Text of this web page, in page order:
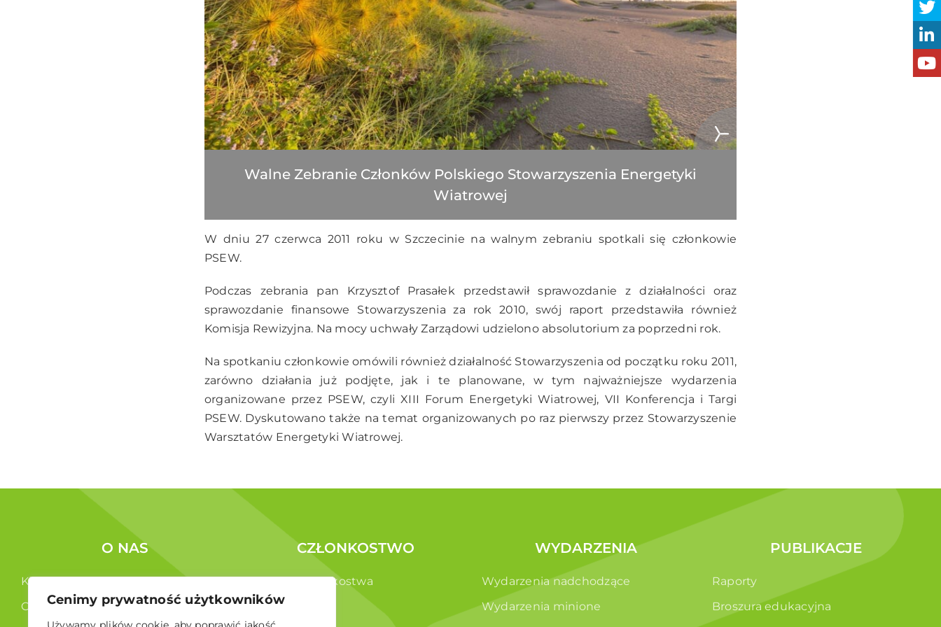
Cenimy prywatność użytkowników
Walne Zebranie Członków Polskiego Stowarzyszenia Energetyki
Wiatrowej
W dniu 27 czerwca 2011 roku w Szczecinie na walnym zebraniu spotkali się członkowie
PSEW.
Podczas zebrania pan Krzysztof Prasałek przedstawił sprawozdanie z działalności oraz
sprawozdanie finansowe Stowarzyszenia za rok 2010, swój raport przedstawiła również
Komisja Rewizyjna. Na mocy uchwały Zarządowi udzielono absolutorium za poprzedni rok.
Na spotkaniu członkowie omówili również działalność Stowarzyszenia od początku roku 2011,
zarówno działania już podjęte, jak i te planowane, w tym najważniejsze wydarzenia
organizowane przez PSEW, czyli XIII Forum Energetyki Wiatrowej, VII Konferencja i Targi
PSEW. Dyskutowano także na temat organizowanych po raz pierwszy przez Stowarzyszenie
Warsztatów Energetyki Wiatrowej.
O NAS
Kim jesteśmy ?
Co robimy ?
CZŁONKOSTWO
Korzyści członkostwa
Członkowie
WYDARZENIA
Wydarzenia nadchodzące
Wydarzenia minione
PUBLIKACJE
Raporty
Broszura edukacyjna